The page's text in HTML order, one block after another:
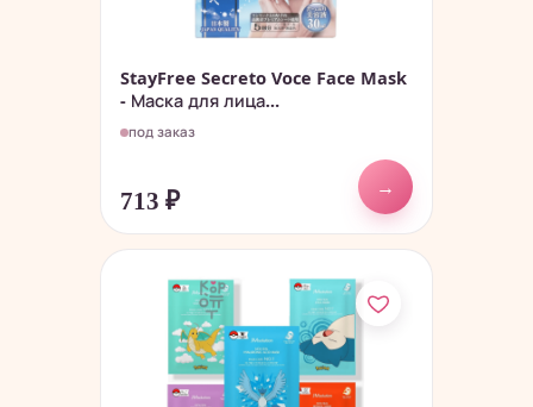
StayFree Secreto Voce Face Mask
- Маска для лица...
под заказ
713 ₽
→